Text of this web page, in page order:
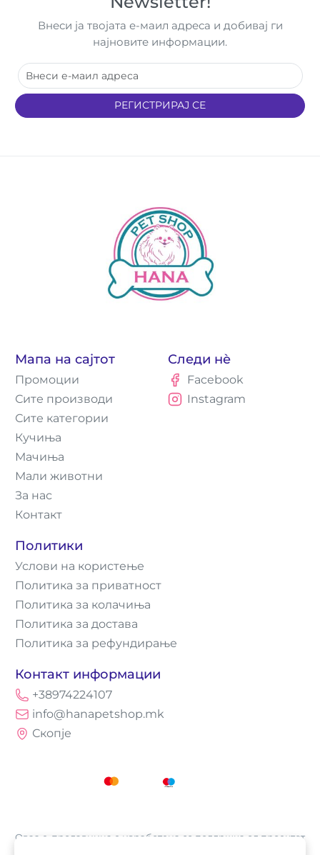
Внеси ја твојата е-маил адреса и добивај ги
најновите информации.
РЕГИСТРИРАЈ СЕ
Мапа на сајтот
Промоции
Сите производи
Сите категории
Кучиња
Мачиња
Мали животни
За нас
Контакт
Политики
Услови на користење
Политика за приватност
Политика за колачиња
Политика за достава
Политика за рефундирање
Контакт информации
+38974224107
info@hanapetshop.mk
Скопје
Следи нè
Facebook
Instagram
Оваа е-продавница е изработена со поддршка од проектот